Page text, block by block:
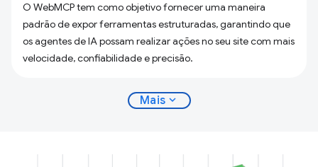
O WebMCP tem como objetivo fornecer uma maneira
padrão de expor ferramentas estruturadas, garantindo que
os agentes de IA possam realizar ações no seu site com mais
velocidade, confiabilidade e precisão.
Mais expand_more